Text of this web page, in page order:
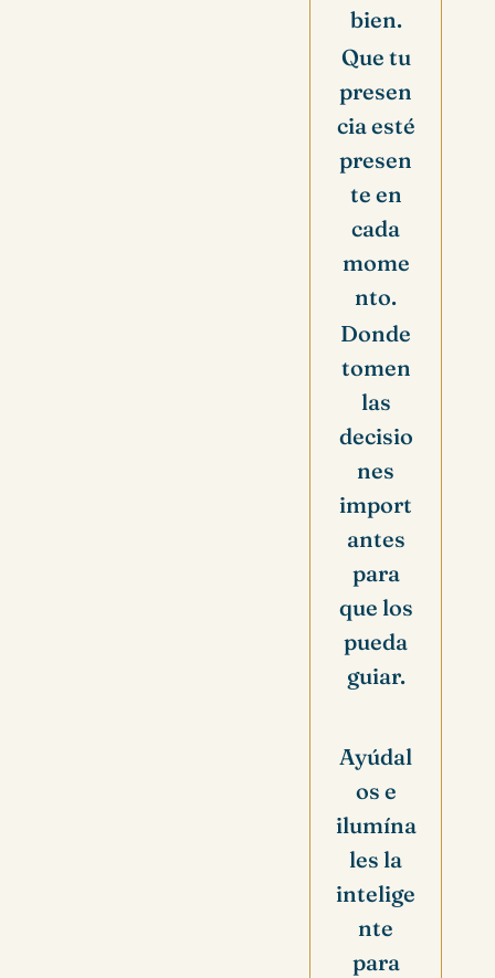
bien.
Que tu
presen
cia esté
presen
te en
cada
mome
nto.
Donde
tomen
las
decisio
nes
import
antes
para
que los
pueda
guiar.
Ayúdal
os e
ilumína
les la
intelige
nte
para